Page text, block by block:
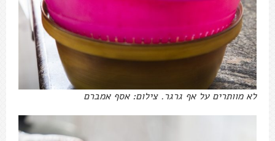
לא מוותרים על אף גרגר. צילום: אסף אמברם